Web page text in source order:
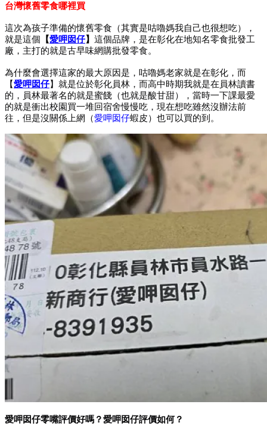
台灣懷舊零食哪裡買
這次為孩子準備的懷舊零食（其實是咕嚕媽我自己也很想吃），
就是這個
【愛呷囡仔】 這個品牌，是在彰化在地知名零食批發工
廠，主打的就是古早味網購批發零食。
為什麼會選擇這家的最大原因是，咕嚕媽老家就是在彰化，而
【愛呷囡仔】就是位於彰化員林，而高中時期我就是在員林讀書
的，員林最著名的就是蜜餞（也就是酸甘甜），當時一下課最愛
的就是衝出校園買一堆回宿舍慢慢吃，現在想吃雖然沒辦法前
往，但是沒關係上網（愛呷囡仔蝦皮）也可以買的到。
愛呷囡仔零嘴評價好嗎？愛呷囡仔評價如何？